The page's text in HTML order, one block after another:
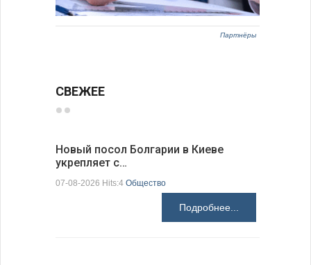
Партнёры
СВЕЖЕЕ
Новый посол Болгарии в Киеве
укрепляет с…
07-08-2026 Hits:4 Общество
Подробнее...